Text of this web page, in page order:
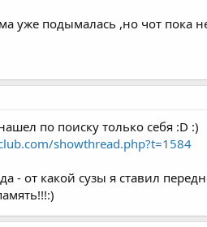
уже подымалась ,но чот пока
по поиску только себя :D :)
showthread.php?t=1584
- от какой сузы я ставил